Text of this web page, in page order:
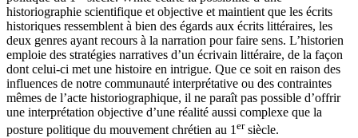
historiographie scientifique et objective et maintient que les écrits
historiques ressemblent à bien des égards aux écrits littéraires, les
deux genres ayant recours à la narration pour faire sens. L’historien
emploie des stratégies narratives d’un écrivain littéraire, de la façon
dont celui-ci met une histoire en intrigue. Que ce soit en raison des
influences de notre communauté interprétative ou des contraintes
mêmes de l’acte historiographique, il ne paraît pas possible d’offrir
une interprétation objective d’une réalité aussi complexe que la
posture politique du mouvement chrétien au 1ersiècle.